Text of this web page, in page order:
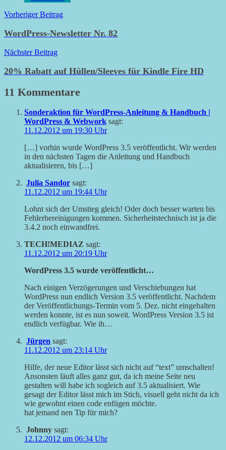
Beitragsnavigation
Vorheriger Beitrag
WordPress-Newsletter Nr. 82
Nächster Beitrag
20% Rabatt auf Hüllen/Sleeves für Kindle Fire HD
11 Kommentare
Sonderaktion für WordPress-Anleitung & Handbuch |
WordPress & Webwork sagt:
11.12.2012 um 19:30 Uhr
[…] vorhin wurde WordPress 3.5 veröffentlicht. Wir werden
in den nächsten Tagen die Anleitung und Handbuch
aktualisieren, bis […]
Julia Sandor sagt:
11.12.2012 um 19:44 Uhr
Lohnt sich der Umstieg gleich! Oder doch besser warten bis
Fehlerbereinigungen kommen. Sicherheitstechnisch ist ja die
3.4.2 noch einwandfrei.
TECH!MEDIAZ sagt:
11.12.2012 um 20:19 Uhr
WordPress 3.5 wurde veröffentlicht…
Nach einigen Verzögerungen und Verschiebungen hat
WordPress nun endlich Version 3.5 veröffentlicht. Nachdem
der Veröffentlichungs-Termin vom 5. Dez. nicht eingehalten
werden konnte, ist es nun soweit. WordPress Version 3.5 ist
endlich verfügbar. Wie ih…
Jürgen sagt:
11.12.2012 um 23:14 Uhr
Hilfe, der neue Editor lässt sich nicht auf “text” umschalten!
Ansonsten läuft alles ganz gut, da ich meine Seite neu
gestalten will habe ich sogleich auf 3.5 aktualisiert. Wie
gesagt der Editor lässt mich im Stich, visuell geht nicht da ich
wie gewohnt einen code enfügen möchte.
hat jemand nen Tip für mich?
Johnny sagt:
12.12.2012 um 06:34 Uhr